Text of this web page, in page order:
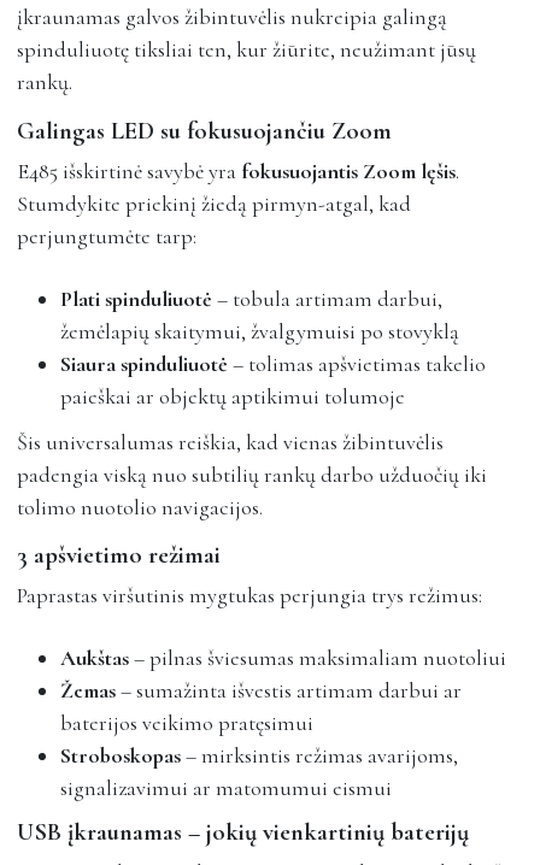
įkraunamas galvos žibintuvėlis nukreipia galingą
spinduliuotę tiksliai ten, kur žiūrite, neužimant jūsų
rankų.
Galingas LED su fokusuojančiu Zoom
E485 išskirtinė savybė yra fokusuojantis Zoom lęšis.
Stumdykite priekinį žiedą pirmyn-atgal, kad
perjungtumėte tarp:
Plati spinduliuotė – tobula artimam darbui,
žemėlapių skaitymui, žvalgymuisi po stovyklą
Siaura spinduliuotė – tolimas apšvietimas takelio
paieškai ar objektų aptikimui tolumoje
Šis universalumas reiškia, kad vienas žibintuvėlis
padengia viską nuo subtilių rankų darbo užduočių iki
tolimo nuotolio navigacijos.
3 apšvietimo režimai
Paprastas viršutinis mygtukas perjungia trys režimus:
Aukštas– pilnas šviesumas maksimaliam nuotoliui
Žemas– sumažinta išvestis artimam darbui ar
baterijos veikimo pratęsimui
Stroboskopas– mirksintis režimas avarijoms,
signalizavimui ar matomumui eismui
USB įkraunamas – jokių vienkartinių baterijų